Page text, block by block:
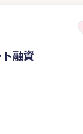
融資